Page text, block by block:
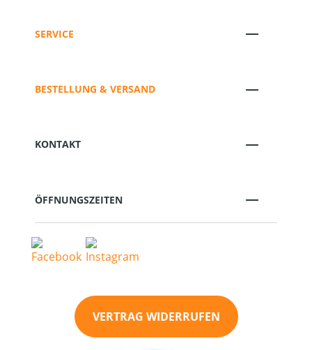
SERVICE
BESTELLUNG & VERSAND
KONTAKT
ÖFFNUNGSZEITEN
VERTRAG WIDERRUFEN